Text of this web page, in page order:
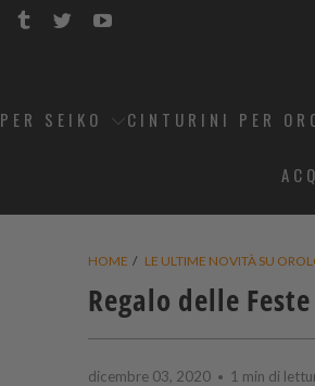
STRAPCODE
STRAPCODE
STRAPCODE
STRAPCODE
SEIKO CINTURINI PER
HOME / LE ULTIME NOVITÀ SU
Regalo delle
dicembre 03, 2020 1 min di